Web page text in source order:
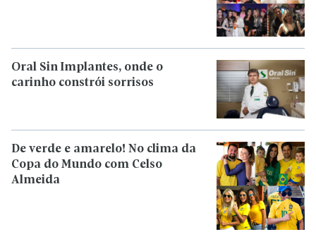
Oral Sin Implantes, onde o
carinho constrói sorrisos
De verde e amarelo! No clima da
Copa do Mundo com Celso
Almeida